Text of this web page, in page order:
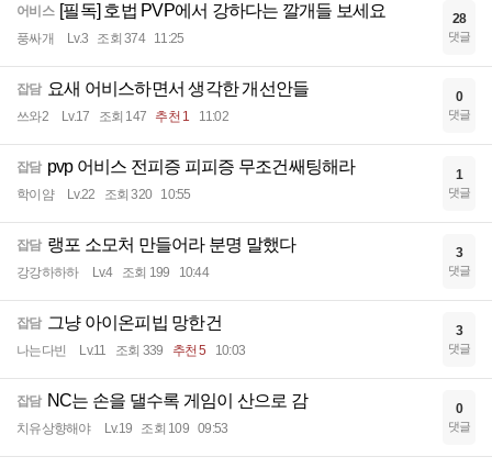
어비스 [필독] 호법 PVP에서 강하다는 깔개들 보세요
풍싸개 Lv.3 조회 374 11:25
28
댓글
잡담 요새 어비스하면서 생각한 개선안들
쓰와2 Lv.17 조회 147 추천 1 11:02
0
댓글
잡담 pvp 어비스 전피증 피피증 무조건쌔팅해라
학이얌 Lv.22 조회 320 10:55
1
댓글
잡담 랭포 소모처 만들어라 분명 말했다
강강하하하 Lv.4 조회 199 10:44
3
댓글
잡담 그냥 아이온피빕 망한건
나는다빈 Lv.11 조회 339 추천 5 10:03
3
댓글
잡담 NC는 손을 댈수록 게임이 산으로 감
치유상향해야 Lv.19 조회 109 09:53
0
댓글